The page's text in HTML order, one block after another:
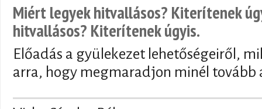
Miért legyek hitvallásos? Kiterítenek
hitvallásos? Kiterítenek úgyis.
Előadás a gyülekezet lehetőségeiről,
arra, hogy megmaradjon minél tovább